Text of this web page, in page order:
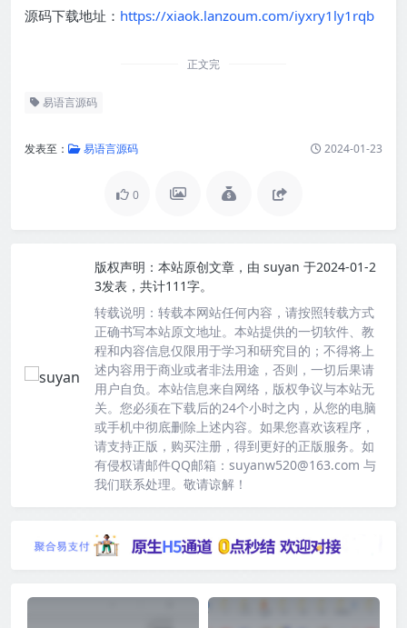
源码下载地址： https://xiaok.lanzoum.com/iyxry1ly1rqb
正文完
易语言源码
发表至： 易语言源码 2024-01-23
0
版权声明： 本站原创文章，由 suyan 于2024-01-2
3发表，共计111字。
转载说明： 转载本网站任何内容，请按照转载方式
正确书写本站原文地址。本站提供的一切软件、教
程和内容信息仅限用于学习和研究目的；不得将上
述内容用于商业或者非法用途，否则，一切后果请
用户自负。本站信息来自网络，版权争议与本站无
关。您必须在下载后的24个小时之内，从您的电脑
或手机中彻底删除上述内容。如果您喜欢该程序，
请支持正版，购买注册，得到更好的正版服务。如
有侵权请邮件QQ邮箱：suyanw520@163.com 与
我们联系处理。敬请谅解！